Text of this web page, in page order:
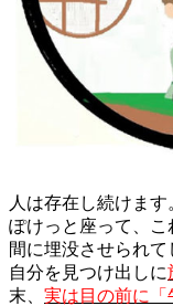
人は存在し続けま
ぽけっと座って、
間に埋没させられ
自分を見つけ出しに
末、 実は目の前に「